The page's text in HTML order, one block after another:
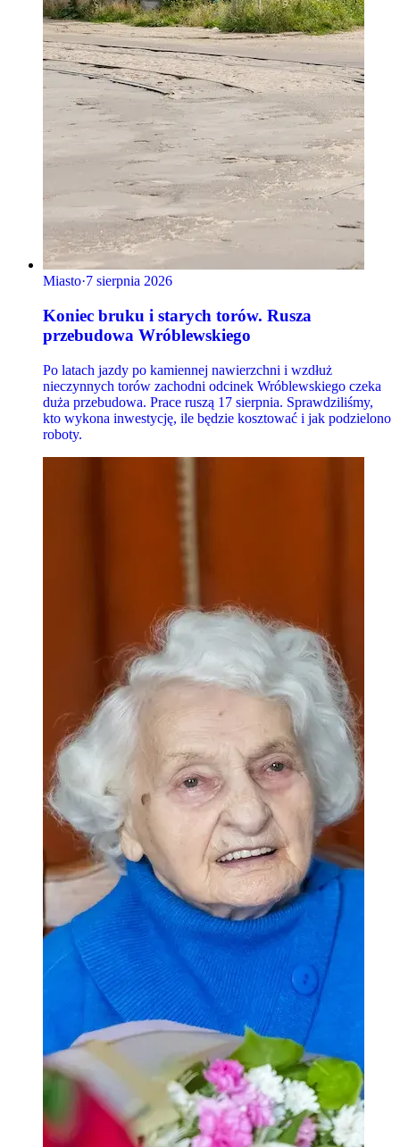
Miasto·7 sierpnia 2026
Koniec bruku i starych torów. Rusza
przebudowa Wróblewskiego
Po latach jazdy po kamiennej nawierzchni i wzdłuż
nieczynnych torów zachodni odcinek Wróblewskiego czeka
duża przebudowa. Prace ruszą 17 sierpnia. Sprawdziliśmy,
kto wykona inwestycję, ile będzie kosztować i jak podzielono
roboty.